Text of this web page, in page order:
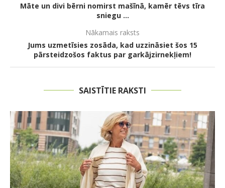
Māte un divi bērni nomirst mašīnā, kamēr tēvs tīra
sniegu …
Nākamais raksts
Jums uzmetīsies zosāda, kad uzzināsiet šos 15
pārsteidzošos faktus par garkājzirnekļiem!
SAISTĪTIE RAKSTI